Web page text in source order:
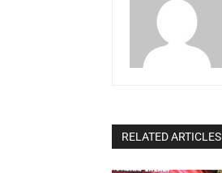
RELATED ARTICLES